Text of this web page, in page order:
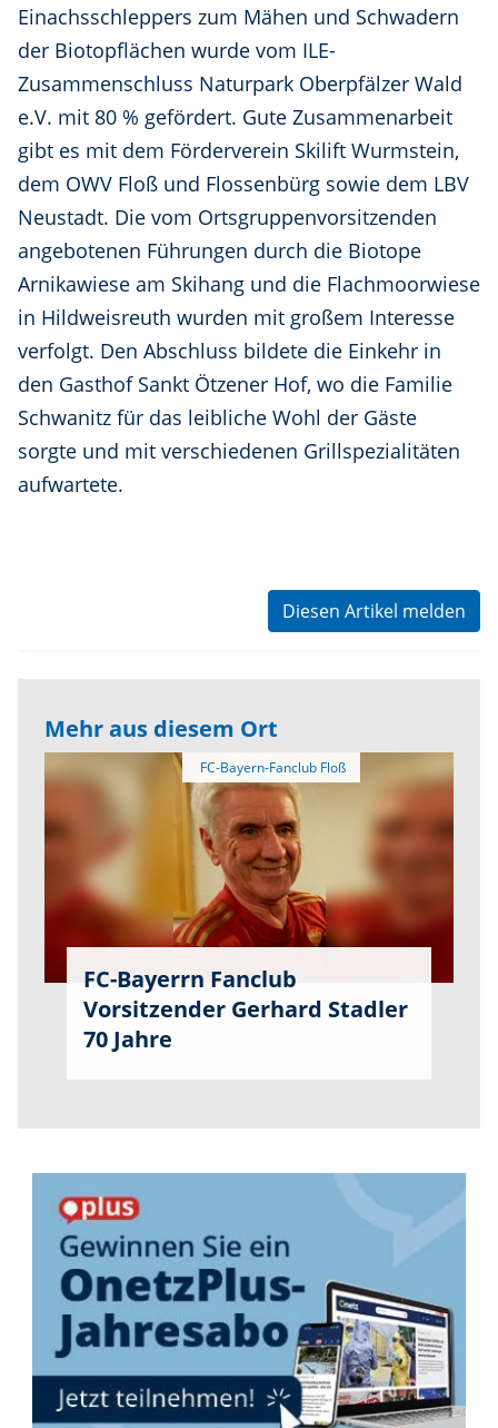
Einachsschleppers zum Mähen und Schwadern
der Biotopflächen wurde vom ILE-
Zusammenschluss Naturpark Oberpfälzer Wald
e.V. mit 80 % gefördert. Gute Zusammenarbeit
gibt es mit dem Förderverein Skilift Wurmstein,
dem OWV Floß und Flossenbürg sowie dem LBV
Neustadt. Die vom Ortsgruppenvorsitzenden
angebotenen Führungen durch die Biotope
Arnikawiese am Skihang und die Flachmoorwiese
in Hildweisreuth wurden mit großem Interesse
verfolgt. Den Abschluss bildete die Einkehr in
den Gasthof Sankt Ötzener Hof, wo die Familie
Schwanitz für das leibliche Wohl der Gäste
sorgte und mit verschiedenen Grillspezialitäten
aufwartete.
Diesen Artikel melden
Mehr aus diesem Ort
FC-Bayerrn Fanclub
Vorsitzender Gerhard Stadler
70 Jahre